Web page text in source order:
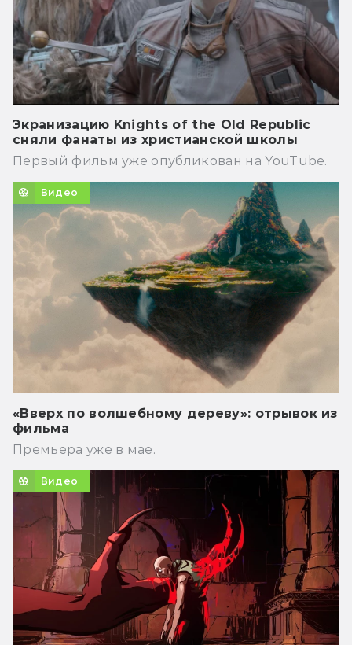
Экранизацию Knights of the Old Republic
сняли фанаты из христианской школы
Первый фильм уже опубликован на YouTube.
Видео
«Вверх по волшебному дереву»: отрывок из
фильма
Премьера уже в мае.
Видео